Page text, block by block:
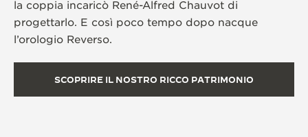
la coppia incaricò René-Alfred Chauvot di
progettarlo. E così poco tempo dopo nacque
l’orologio Reverso.
SCOPRIRE IL NOSTRO RICCO PATRIMONIO